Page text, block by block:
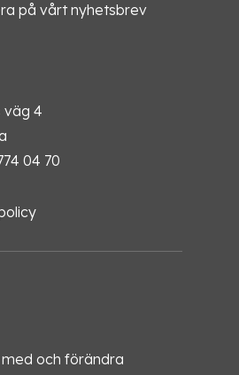
på vårt nyhetsbrev
väg 4
04 70
och förändra